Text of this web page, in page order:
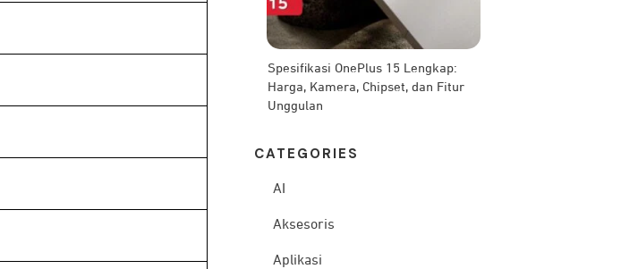
Spesifikasi OnePlus 15 Lengkap:
Harga, Kamera, Chipset, dan Fitur
Unggulan
CATEG ORIES
AI
Aksesoris
Aplikasi